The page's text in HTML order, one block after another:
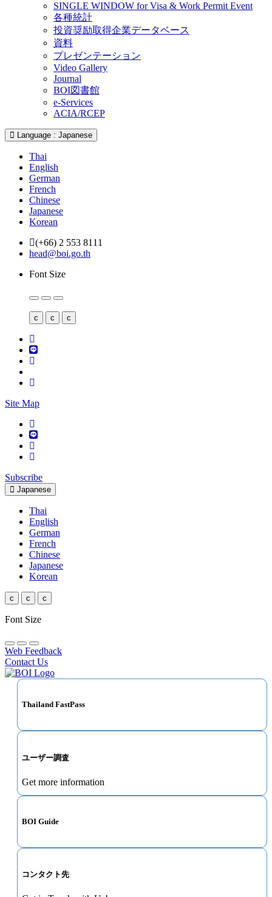
SINGLE WINDOW for Visa & Work Permit Event
各種統計
投資奨励取得企業データベース
資料
プレゼンテーション
Video Gallery
Journal
BOI図書館
e-Services
ACIA/RCEP
Language : Japanese
Thai
English
German
French
Chinese
Japanese
Korean
(+66) 2 553 8111
head@boi.go.th
Font Size
c c c
Site Map
Subscribe
Japanese
Thai
English
German
French
Chinese
Japanese
Korean
c c c
Font Size
Web Feedback
Contact Us
Thailand FastPass
ユーザー調査
Get more information
BOI Guide
コンタクト先